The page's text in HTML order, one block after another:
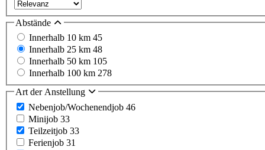
Abstände
Innerhalb 10 km 45
Innerhalb 25 km 48
Innerhalb 50 km 105
Innerhalb 100 km 278
Art der Anstellung
Nebenjob/Wochenendjob 46
Minijob 33
Teilzeitjob 33
Ferienjob 31